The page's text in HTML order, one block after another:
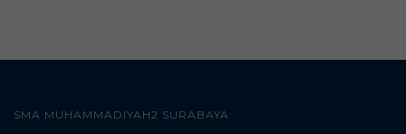
SMA MUHAMMADIYAH2 SURABAYA